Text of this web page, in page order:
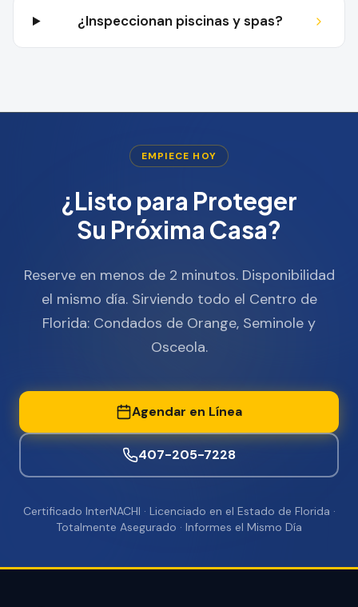
¿Inspeccionan piscinas y spas?
EMPIECE HOY
¿Listo para Proteger
Su Próxima Casa?
Reserve en menos de 2 minutos. Disponibilidad
el mismo día. Sirviendo todo el Centro de
Florida: Condados de Orange, Seminole y
Osceola.
Agendar en Línea
407-205-7228
Certificado InterNACHI · Licenciado en el Estado de Florida ·
Totalmente Asegurado · Informes el Mismo Día